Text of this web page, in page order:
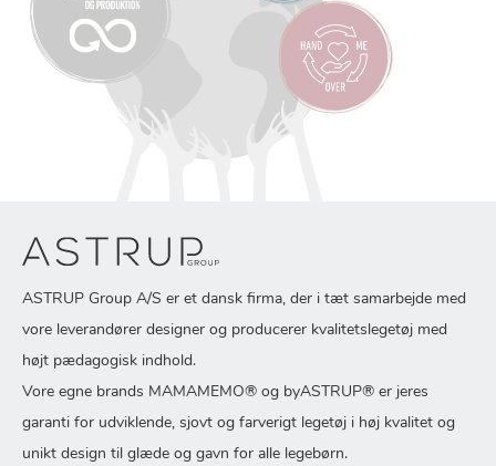
ASTRUP Group A/S er et dansk firma, der i tæt samarbejde med
vore leverandører designer og producerer kvalitetslegetøj med
højt pædagogisk indhold.
Vore egne brands MAMAMEMO® og byASTRUP® er jeres
garanti for udviklende, sjovt og farverigt legetøj i høj kvalitet og
unikt design til glæde og gavn for alle legebørn.